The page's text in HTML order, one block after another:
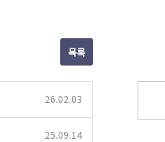
목록
26.02.03
25.09.14